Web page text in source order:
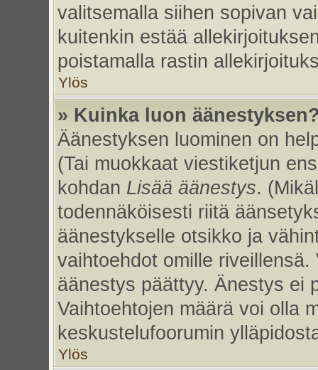
valitsemalla siihen sopivan
kuitenkin estää
poistamalla rastin
Ylös
» Kuinka luon
Äänestyksen luominen on
(Tai muokkaat viestiketjun
kohdan Lisää äänestys.
todennäköisesti riitä
äänestykselle otsikko ja
vaihtoehdot omille
äänestys päättyy. Änestys ei
Vaihtoehtojen määrä voi olla
keskustelufoorumin
Ylös